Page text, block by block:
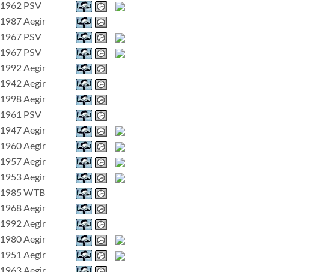
1962 PSV
1987 Aegir
1967 PSV
1967 PSV
1992 Aegir
1942 Aegir
1998 Aegir
1961
PSV
1947 Aegir
1960 Aegir
1957 Aegir
1953 Aegir
1985 WTB
1968 Aegir
1992 Aegir
1980 Aegir
1951 Aegir